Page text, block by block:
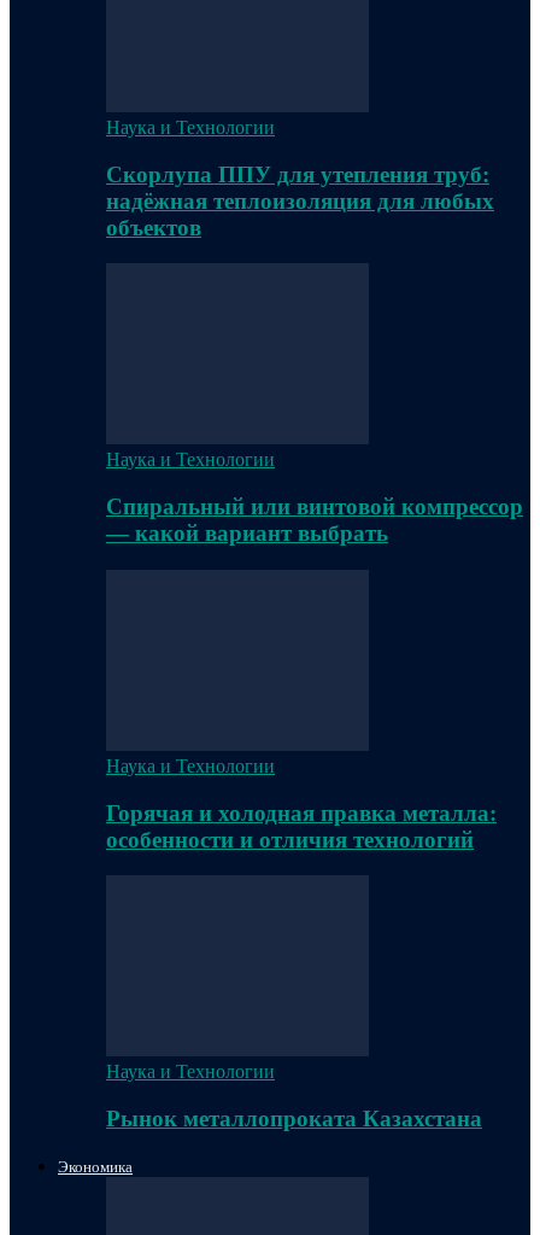
Наука и Технологии
Скорлупа ППУ для утепления труб:
надёжная теплоизоляция для любых
объектов
Наука и Технологии
Спиральный или винтовой компрессор
— какой вариант выбрать
Наука и Технологии
Горячая и холодная правка металла:
особенности и отличия технологий
Наука и Технологии
Рынок металлопроката Казахстана
Экономика